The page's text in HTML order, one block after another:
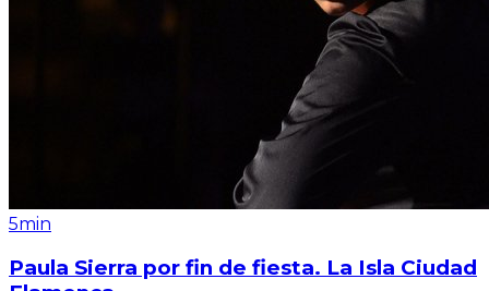
5min
Paula Sierra por fin de fiesta. La Isla Ciudad